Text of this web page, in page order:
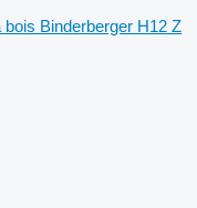
bois Binderberger H12 Z